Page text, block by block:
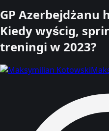
GP Azerbejdżanu
Kiedy wyścig,
treningi w 2023?